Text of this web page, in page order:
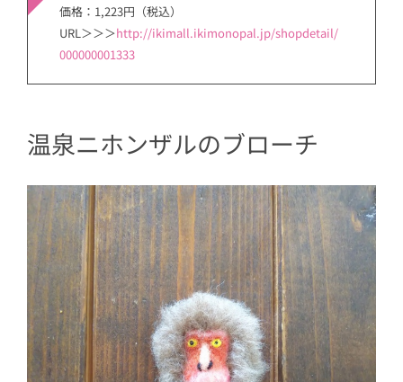
価格：1,223円（税込）
URL＞＞＞http://ikimall.ikimonopal.jp/shopdetail/
000000001333
温泉ニホンザルのブローチ